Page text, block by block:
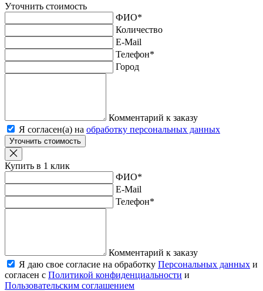
Уточнить стоимость
ФИО*
Количество
E-Mail
Телефон*
Город
Комментарий к заказу
Я согласен(а) на обработку персональных данных
Уточнить стоимость
Купить в 1 клик
ФИО*
E-Mail
Телефон*
Комментарий к заказу
Я даю свое согласие на обработку Персональных данных и
согласен с Политикой конфиденциальности и
Пользовательским соглашением